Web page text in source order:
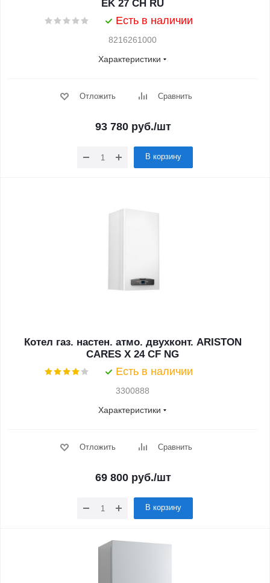
EK 27 CH RU
Есть в наличии
8216261000
Характеристики
Отложить Сравнить
93 780руб./шт
В корзину
Котел газ. настен. атмо. двухконт. ARISTON
CARES X 24 CF NG
Есть в наличии
3300888
Характеристики
Отложить Сравнить
69 800руб./шт
В корзину